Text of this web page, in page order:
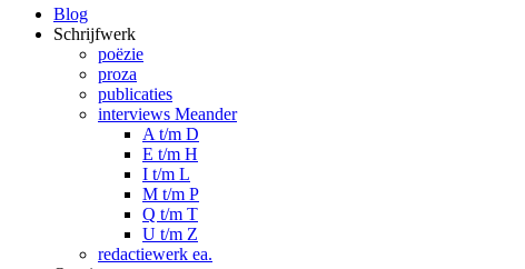
Blog
Schrijfwerk
poëzie
proza
publicaties
interviews Meander
A t/m D
E t/m H
I t/m L
M t/m P
Q t/m T
U t/m Z
redactiewerk ea.